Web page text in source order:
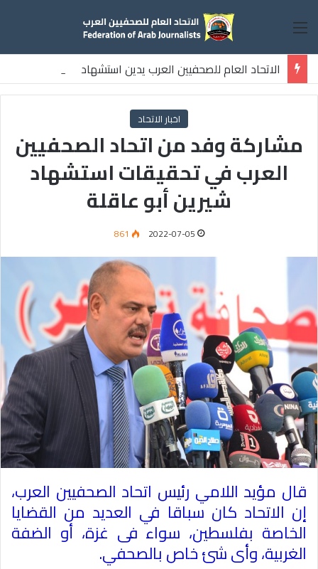
القائمة
الاتحاد العام للصحفيين العرب يدين استشهاد
ثلاثة صحفيين فلسطينيين باستهداف إسرائيلي وسط قطاع غزة
اخبار الاتحاد
مشاركة وفد من اتحاد الصحفيين
العرب في تحقيقات استشهاد
شيرين أبو عاقلة
2022-07-05
861
قال مؤيد اللامي رئيس اتحاد الصحفيين العرب،
إن الاتحاد كان سباقا في العديد من القضايا
الخاصة بفلسطين، سواء فى غزة، أو الضفة
الغربية، وأى شئ خاص بالصحفي.